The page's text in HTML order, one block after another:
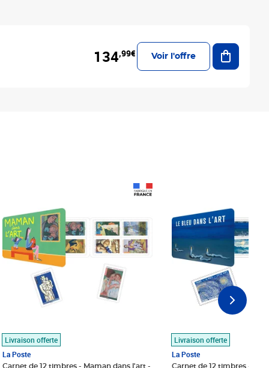
134,99€ Voir l'offre
Ajouter
Livraison offerte
La Poste
Carnet de 12 timbres - Maman dans l'art -
Livraison offerte
La Poste
Carnet de 12 timbres - Le